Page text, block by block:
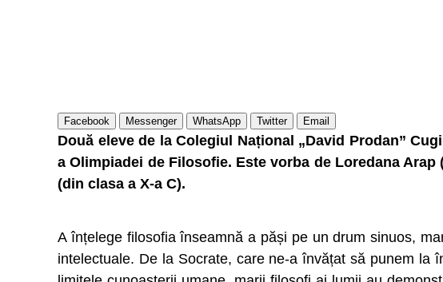
Facebook Messenger WhatsApp Twitter Email
Două eleve de la Colegiul Național „David Prodan”
a Olimpiadei de Filosofie. Este vorba de Loredana Arap
(din clasa a X-a C).
A înțelege filosofia înseamnă a păși pe un drum sinuos,
intelectuale. De la Socrate, care ne-a învățat să punem la